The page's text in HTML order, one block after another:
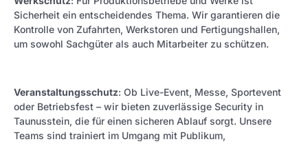
Sicherheit ein entscheidendes Thema. Wir garantieren die
Kontrolle von Zufahrten, Werkstoren und Fertigungshallen,
um sowohl Sachgüter als auch Mitarbeiter zu schützen.
Veranstaltungsschutz: Ob Live-Event, Messe, Sportevent
oder Betriebsfest – wir bieten zuverlässige Security in
Taunusstein, die für einen sicheren Ablauf sorgt. Unsere
Teams sind trainiert im Umgang mit Publikum,